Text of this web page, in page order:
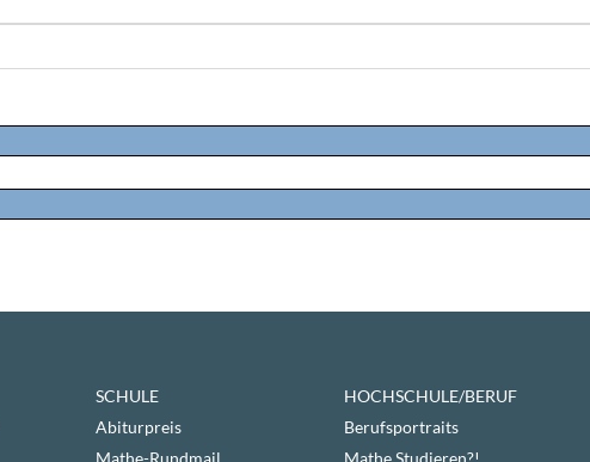
SCHULE
Abiturpreis
Mathe-Rundmail
HOCHSCHULE/BERUF
Berufsportraits
Mathe Studieren?!